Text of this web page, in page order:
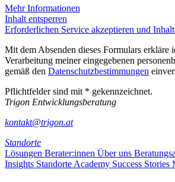
Mehr Informationen
Inhalt entsperren
Erforderlichen Service akzeptieren und
Mit dem Absenden dieses Formulars erkläre
Verarbeitung meiner eingegebenen
gemäß den Datenschutzbestimmungen
Pflichtfelder sind mit * gekennzeichnet.
Trigon Entwicklungsberatung
kontakt@trigon.at
Standorte
Lösungen Berater:innen Über uns
Insights Standorte Academy Success Stories